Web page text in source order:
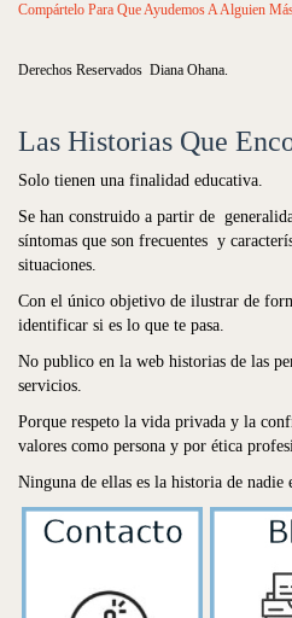
Compártelo Para Que Ayudemos A Alguien
Derechos Reservados Diana Ohana.
Las Historias Que
Solo tienen una finalidad educativa.
Se han construido a partir de
síntomas que son frecuentes y
situaciones.
Con el único objetivo de ilustrar de
identificar si es lo que te pasa.
No publico en la web historias de las
servicios.
Porque respeto la vida privada y la
valores como persona y por ética
Ninguna de ellas es la historia de nadie